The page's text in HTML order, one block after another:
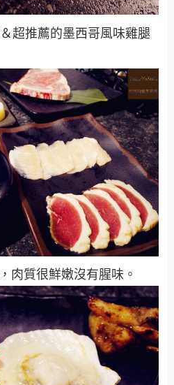
超推薦的墨西哥風味雞腿
肉質很鮮嫩沒有腥味。